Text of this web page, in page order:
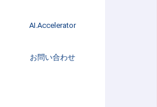
インタビュー
Web3
AI.Accelerator
AI.Accelerator記事
お問い合わせ